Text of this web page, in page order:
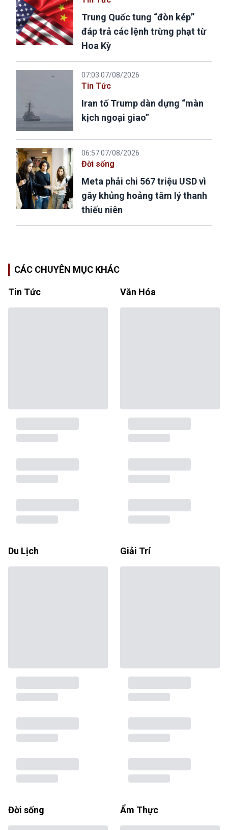
Trung Quốc tung “đòn kép”
đáp trả các lệnh trừng phạt từ
Hoa Kỳ
07:03 07/08/2026
Tin Tức
Iran tố Trump dàn dựng “màn
kịch ngoại giao”
06:57 07/08/2026
Đời sống
Meta phải chi 567 triệu USD vì
gây khủng hoảng tâm lý thanh
thiếu niên
CÁC CHUYÊN MỤC KHÁC
Tin Tức Văn Hóa
Du Lịch Giải Trí
Đời sống Ẩm Thực